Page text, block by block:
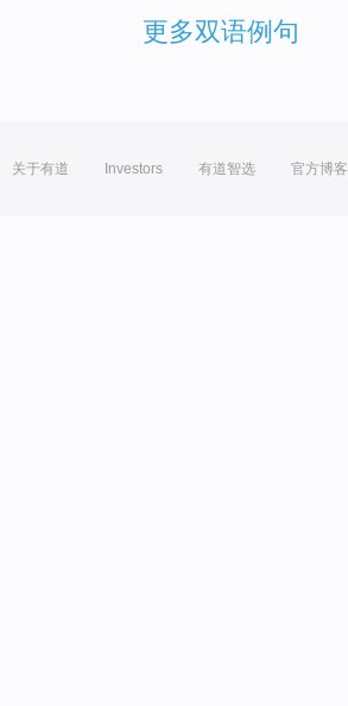
更多双语例句
关于有道 Investors 有道智选 官方博客